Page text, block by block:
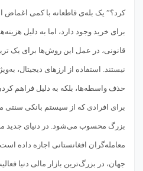
کرد؟” یک بله‌ی قاطعانه با کمی
برای خرید وجود دارد، اما به دلیل
قانونی، در عمل این روش‌ها برای یک
نیستند. استفاده از ارزهای دیجیتال،
حذف واسطه‌ها، بلکه به دلیل فراهم
برای افرادی که از سیستم بانکی سنتی
بزرگ محسوب می‌شود. در دنیای جدید
معامله‌گران افغانستانی اجازه داده
جهان، در بزرگ‌ترین بازار مالی دنیا